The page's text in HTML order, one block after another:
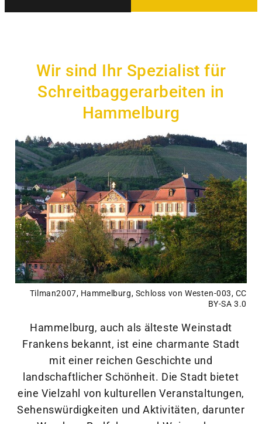
Wir sind Ihr Spezialist für
Schreitbaggerarbeiten in
Hammelburg
Hammelburg, auch als älteste Weinstadt
Frankens bekannt, ist eine charmante Stadt
mit einer reichen Geschichte und
landschaftlicher Schönheit. Die Stadt bietet
eine Vielzahl von kulturellen Veranstaltungen,
Sehenswürdigkeiten und Aktivitäten, darunter
Tilman2007, Hammelburg, Schloss von Westen-003, CC
BY-SA 3.0